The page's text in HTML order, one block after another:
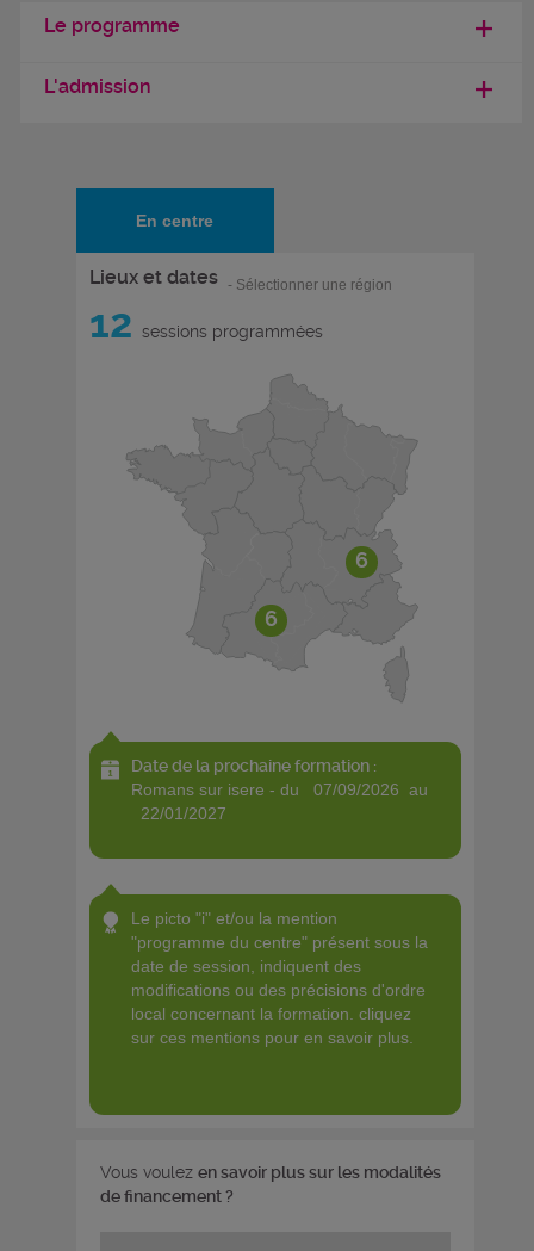
Le programme
L'admission
En centre
Lieux et dates - Sélectionner une région
12 sessions programmées
6
6
Date de la prochaine formation :
romans sur isere - du 07/09/2026 au
22/01/2027
le picto "i" et/ou la mention
"programme du centre" présent sous la
date de session, indiquent des
modifications ou des précisions d'ordre
local concernant la formation. cliquez
sur ces mentions pour en savoir plus.
Vous voulez en savoir plus sur les modalités
de financement ?